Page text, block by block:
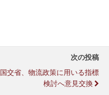
次の投稿
国交省、物流政策に用いる指標
検討へ意見交換